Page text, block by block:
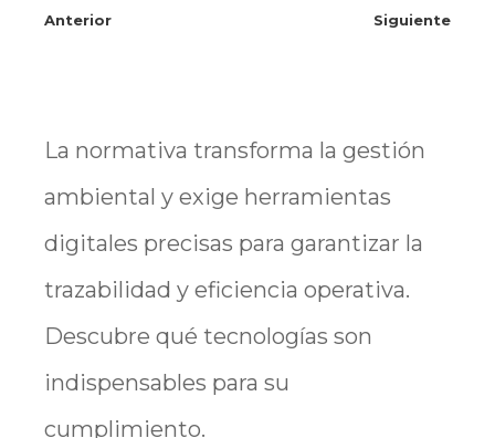
Anterior Siguiente
La normativa transforma la gestión
ambiental y exige herramientas
digitales precisas para garantizar la
trazabilidad y eficiencia operativa.
Descubre qué tecnologías son
indispensables para su
cumplimiento.